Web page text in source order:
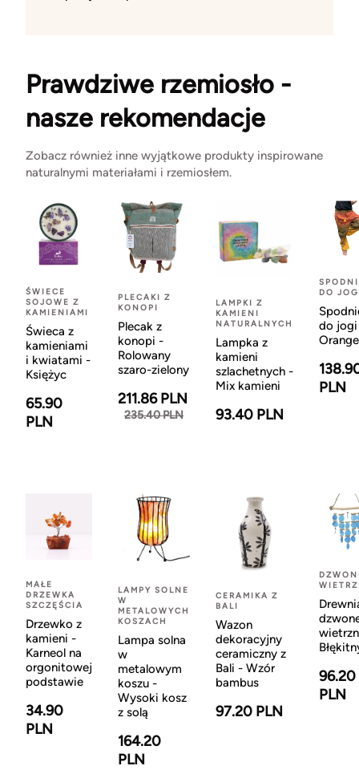
Prawdziwe rzemiosło -
nasze rekomendacje
Zobacz również inne wyjątkowe produkty inspirowane
naturalnymi materiałami i rzemiosłem.
ŚWIECE
SOJOWE Z
KAMIENIAMI
Świeca z
kamieniami
i kwiatami -
Księżyc
65.90
PLN
PLECAKI Z
KONOPI
Plecak z
konopi -
Rolowany
szaro-zielony
211.86 PLN
235.40 PLN
LAMPKI Z
KAMIENI
NATURALNYCH
Lampka z
kamieni
szlachetnych -
Mix kamieni
93.40 PLN
DO
do
Orange
PLN
MAŁE
DRZEWKA
SZCZĘŚCIA
Drzewko z
kamieni -
Karneol na
orgonitowej
podstawie
34.90
PLN
LAMPY SOLNE
W
METALOWYCH
KOSZACH
Lampa solna
w
metalowym
koszu -
Wysoki kosz
z solą
164.20
PLN
CERAMIKA Z
BALI
Wazon
dekoracyjny
ceramiczny z
Bali - Wzór
bambus
97.20 PLN
96.20
PLN